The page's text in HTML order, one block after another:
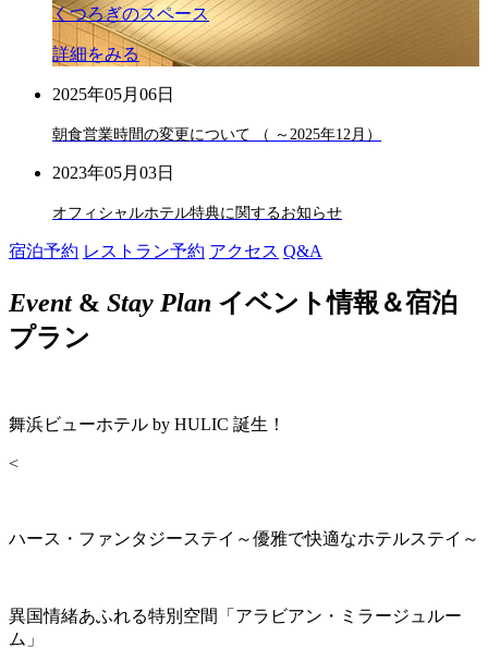
くつろぎのスペース
詳細をみる
2025年05月06日
朝食営業時間の変更について （ ～2025年12月）
2023年05月03日
オフィシャルホテル特典に関するお知らせ
宿泊予約 レストラン予約 アクセス Q&A
Event& Stay Plan イベント情報＆宿泊
プラン
舞浜ビューホテル by HULIC 誕生！
<
ハース・ファンタジーステイ～優雅で快適なホテルステイ～
異国情緒あふれる特別空間「アラビアン・ミラージュルー
ム」